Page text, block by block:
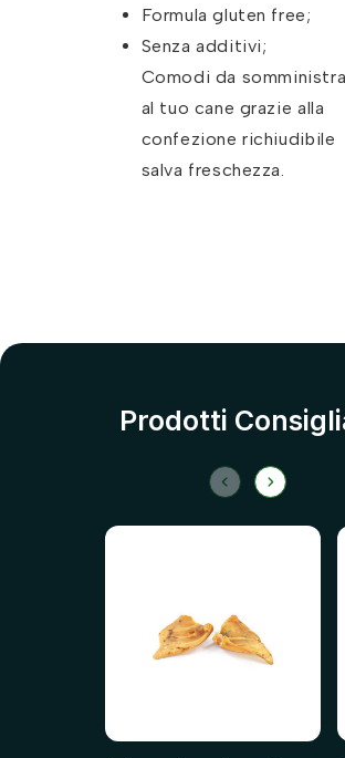
Formula gluten free;
Senza additivi;
Comodi da
al tuo cane grazie alla
confezione richiudibile
salva freschezza.
Prodotti